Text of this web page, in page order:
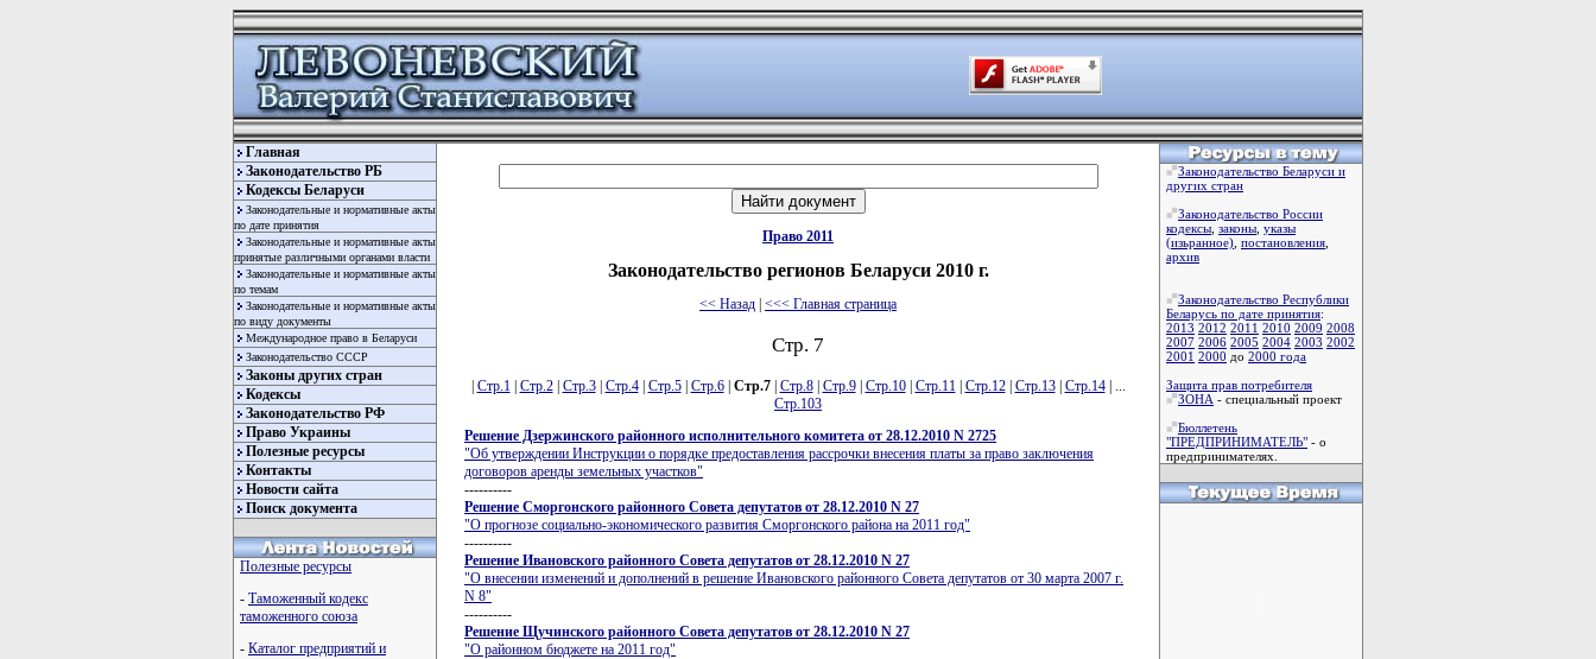
Главная
Законодательство РБ
Кодексы Беларуси
Законодательные и нормативные акты
по дате принятия
Законодательные и нормативные акты
принятые различными органами власти
Законодательные и нормативные акты
по темам
Законодательные и нормативные акты
по виду документы
Международное право в Беларуси
Законодательство СССР
Законы других стран
Кодексы
Законодательство РФ
Право Украины
Полезные ресурсы
Контакты
Новости сайта
Поиск документа
Полезные ресурсы
- Таможенный кодекс
таможенного союза
- Каталог предприятий и
Право 2011
Законодательство регионов Беларуси 2010 г.
<< Назад <<< Главная страница
Стр. 7
Стр.1| Стр.2| Стр.3| Стр.4| Стр.5| Стр.6| Стр.7| Стр.8| Стр.9| Стр.10| Стр.11| Стр.12| Стр.13| Стр.14| ...
Стр.103
Решение Дзержинского районного исполнительного комитета от 28.12.2010 N 2725
"Об утверждении Инструкции о порядке предоставления рассрочки внесения платы за право заключения
договоров аренды земельных участков"
----------
Решение Сморгонского районного Совета депутатов от 28.12.2010 N 27
"О прогнозе социально-экономического развития Сморгонского района на 2011 год"
----------
Решение Ивановского районного Совета депутатов от 28.12.2010 N 27
"О внесении изменений и дополнений в решение Ивановского районного Совета депутатов от 30 марта 2007 г.
N 8"
----------
Решение Щучинского районного Совета депутатов от 28.12.2010 N 27
"О районном бюджете на 2011 год"
Законодательство Беларуси и
других стран
Законодательство России
кодексы законы указы
(изьранное) постановления
архив
Законодательство Республики
Беларусь по дате принятия:
2013 2012 2011 2010 2009 2008
2007 2006 2005 2004 2003 2002
2001 2000 до 2000 года
Защита прав потребителя
ЗОНА - специальный проект
Бюллетень
"ПРЕДПРИНИМАТЕЛЬ" - о
предпринимателях.